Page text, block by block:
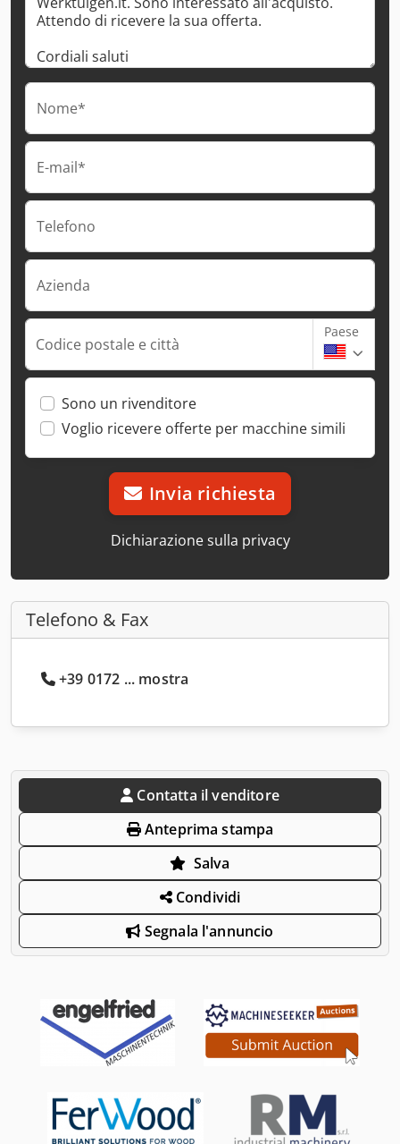
Nome*
E-mail*
Telefono
Azienda
Codice postale e città
Paese
Sono un rivenditore
Voglio ricevere offerte per macchine simili
Invia richiesta
Dichiarazione sulla privacy
Telefono & Fax
+39 0172 ... mostra
Contatta il venditore
Anteprima stampa
Salva
Condividi
Segnala l'annuncio